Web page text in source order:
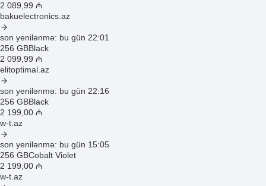
2 089 ,99 ₼
bakuelectronics.az
son yenilənmə: bu gün 22:01
256 GBBlack
2 099 ,99 ₼
elitoptimal.az
son yenilənmə: bu gün 22:16
256 GBBlack
2 199 ,00 ₼
w-t.az
son yenilənmə: bu gün 15:05
256 GBCobalt Violet
2 199 ,00 ₼
w-t.az